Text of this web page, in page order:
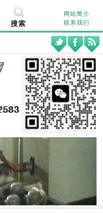
搜索
网站简介
联系我们
特富隆冷却器，是以小直径